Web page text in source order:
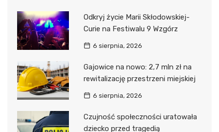
Odkryj życie Marii Skłodowskiej-
Curie na Festiwalu 9 Wzgórz
6 sierpnia, 2026
Gajowice na nowo: 2,7 mln zł na
rewitalizację przestrzeni miejskiej
6 sierpnia, 2026
Czujność społeczności uratowała
dziecko przed tragedią